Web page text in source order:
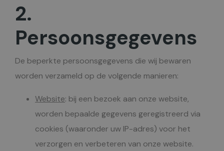
2.
Persoonsgegevens
De beperkte persoonsgegevens die wij bewaren
worden verzameld op de volgende manieren:
Website: bij een bezoek aan onze website,
worden bepaalde gegevens geregistreerd via
cookies (waaronder uw IP-adres) voor het
verzorgen en verbeteren van onze website.